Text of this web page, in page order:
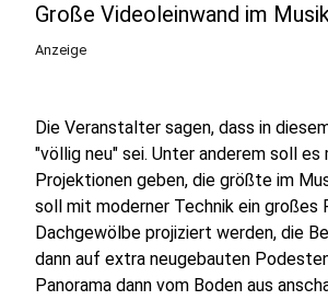
Große Videoleinwand im
Anzeige
Die Veranstalter sagen, dass in
"völlig neu" sei. Unter anderem soll es
Projektionen geben, die größte im
soll mit moderner Technik ein großes
Dachgewölbe projiziert werden, die
dann auf extra neugebauten
Panorama dann vom Boden aus